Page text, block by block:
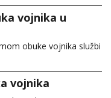
vojnika u
obuke vojnika službi
vojnika